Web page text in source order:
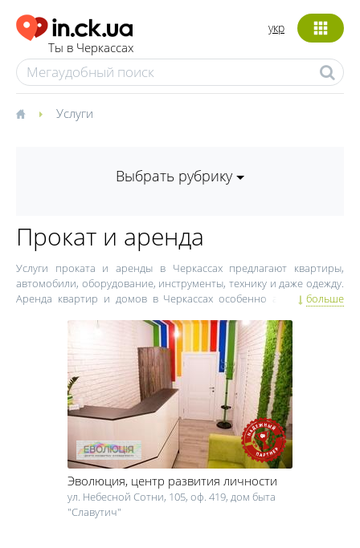
Ты в Черкассах
укр
Услуги
Выбрать рубрику
Прокат и аренда
Услуги проката и аренды в Черкассах предлагают квартиры,
автомобили, оборудование, инструменты, технику и даже одежду.
Аренда квартир и домов в Черкассах особенно актуальна для
взятого на прокат лимузина или другого роскошного автомобиля
не обходится ни одна свадьба. Все компании по прокату и аренде
в Черкассах собраны в каталоге in.ck.ua. Выбирая компанию, где
вы хотите взять на прокат, например, автомобиль, обращайте
внимание на техническое состояние автопарка. Помните о
законодательных аспектах работы компаний по прокату и аренде.
Всегда тщательно обсуждайте условия проката, размер
денежного залога и сроки возвращение документов, которые вы
оставляете в залог.
больше
Эволюция, центр развития личности
ул. Небесной Сотни, 105, оф. 419, дом быта
"Славутич"